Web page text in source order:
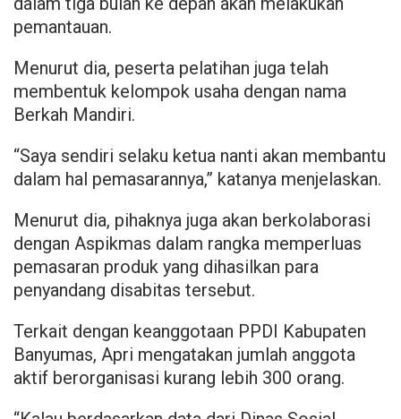
pemantauan.
Menurut dia, peserta pelatihan juga telah
membentuk kelompok usaha dengan nama
Berkah Mandiri.
“Saya sendiri selaku ketua nanti akan membantu
dalam hal pemasarannya,” katanya menjelaskan.
Menurut dia, pihaknya juga akan berkolaborasi
dengan Aspikmas dalam rangka memperluas
pemasaran produk yang dihasilkan para
penyandang disabitas tersebut.
Terkait dengan keanggotaan PPDI Kabupaten
Banyumas, Apri mengatakan jumlah anggota
aktif berorganisasi kurang lebih 300 orang.